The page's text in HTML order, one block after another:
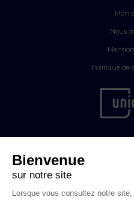
Mon
Nous
Politique de
Bienvenue
sur notre site
Lorsque vous consultez notre